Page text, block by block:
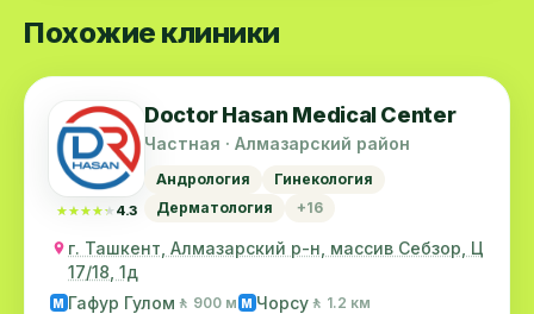
Похожие клиники
★★★★★
★★★★★ 4.3
Doctor Hasan Medical Center
Частная · Алмазарский район
Андрология
Гинекология
Дерматология
+16
г. Ташкент, Алмазарский р-н, массив Себзор, Ц
17/18, 1д
M Гафур Гулом 🚶 900 м M Чорсу 🚶 1.2 км